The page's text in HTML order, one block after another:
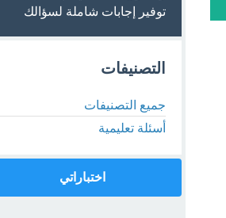
توفير إجابات شاملة لسؤالك
التصنيفات
جميع التصنيفات
أسئلة تعليمية
اختباراتي